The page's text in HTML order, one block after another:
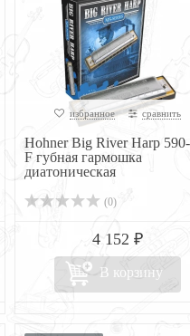
избранное сравнить
Hohner Big River Harp
F губная гармошка
диатоническая
(0)
4 152 ₽
В корзину